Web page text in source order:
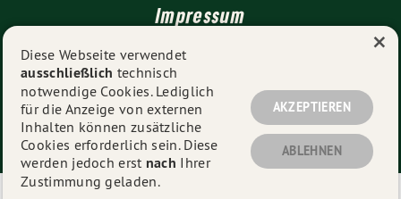
Impressum
Datenschutz
© 2026GRÜNE Düsseldorf - Alle Rechte vorbehalten.
Eine schnelle 🚀 und mobiloptimierte 📱 Webseite der
Diese Webseite verwendet
ausschließlich technisch
notwendige Cookies. Lediglich
für die Anzeige von externen
Inhalten können zusätzliche
Cookies erforderlich sein. Diese
werden jedoch erst nach Ihrer
Zustimmung geladen.
AKZEPTIEREN
ABLEHNEN
×